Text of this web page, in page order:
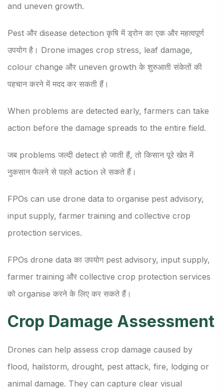
and uneven growth.
Pest और disease detection कृषि में ड्रोन का एक और महत्वपूर्ण
उपयोग है। Drone images crop stress, leaf damage,
colour change और uneven growth के शुरुआती संकेतों की
पहचान करने में मदद कर सकती हैं।
When problems are detected early, farmers can take
action before the damage spreads to the entire field.
जब problems जल्दी detect हो जाती हैं, तो किसान पूरे खेत में
नुकसान फैलने से पहले action ले सकते हैं।
FPOs can use drone data to organise pest advisory,
input supply, farmer training and collective crop
protection services.
FPOs drone data का उपयोग pest advisory, input supply,
farmer training और collective crop protection services
को organise करने के लिए कर सकते हैं।
Crop Damage Assessment
Drones can help assess crop damage caused by
flood, hailstorm, drought, pest attack, fire, lodging or
animal damage. They can capture clear visual